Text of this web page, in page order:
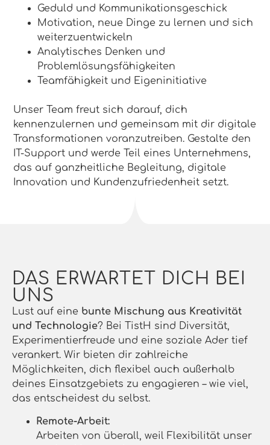
Geduld und Kommunikationsgeschick
Motivation, neue Dinge zu lernen und sich
weiterzuentwickeln
Analytisches Denken und
Problemlösungsfähigkeiten
Teamfähigkeit und Eigeninitiative
Unser Team freut sich darauf, dich
kennenzulernen und gemeinsam mit dir digitale
Transformationen voranzutreiben. Gestalte den
IT-Support und werde Teil eines Unternehmens,
das auf ganzheitliche Begleitung, digitale
Innovation und Kundenzufriedenheit setzt.
DAS ERWARTET DICH BEI
UNS
Lust auf eine bunte Mischung aus Kreativität
und Technologie? Bei TistH sind Diversität,
Experimentierfreude und eine soziale Ader tief
verankert. Wir bieten dir zahlreiche
Möglichkeiten, dich flexibel auch außerhalb
deines Einsatzgebiets zu engagieren – wie viel,
das entscheidest du selbst.
Remote-Arbeit:
Arbeiten von überall, weil Flexibilität unser